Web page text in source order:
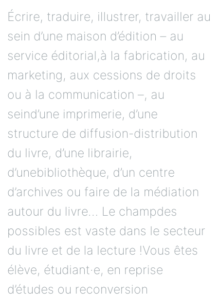
Écrire, traduire, illustrer, travailler au
sein d’une maison d’édition – au
service éditorial,à la fabrication, au
marketing, aux cessions de droits
ou à la communication –, au
seind’une imprimerie, d’une
structure de diffusion-distribution
du livre, d’une librairie,
d’unebibliothèque, d’un centre
d’archives ou faire de la médiation
autour du livre… Le champdes
possibles est vaste dans le secteur
du livre et de la lecture !Vous êtes
élève, étudiant·e, en reprise
d’études ou reconversion